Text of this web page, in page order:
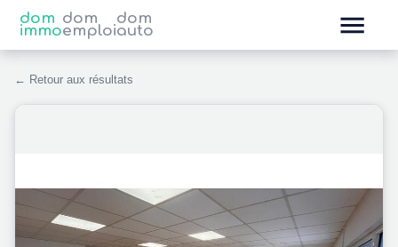
dom
immo
dom
emploi
dom
auto
← Retour aux résultats